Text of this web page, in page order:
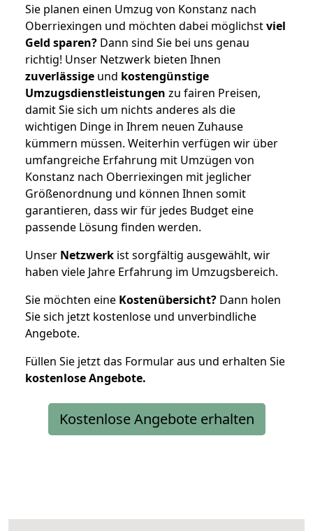
Sie planen einen Umzug von Konstanz nach
Oberriexingen und möchten dabei möglichstviel
Geld sparen? Dann sind Sie bei uns genau
richtig! Unser Netzwerk bieten Ihnen
zuverlässige und kostengünstige
Umzugsdienstleistungen zu fairen Preisen,
damit Sie sich um nichts anderes als die
wichtigen Dinge in Ihrem neuen Zuhause
kümmern müssen. Weiterhin verfügen wir über
umfangreiche Erfahrung mit Umzügen von
Konstanz nach Oberriexingen mit jeglicher
Größenordnung und können Ihnen somit
garantieren, dass wir für jedes Budget eine
passende Lösung finden werden.
Unser Netzwerk ist sorgfältig ausgewählt, wir
haben viele Jahre Erfahrung im Umzugsbereich.
Sie möchten eine Kostenübersicht? Dann holen
Sie sich jetzt kostenlose und unverbindliche
Angebote.
Füllen Sie jetzt das Formular aus und erhalten Sie
kostenloseAngebote.
Kostenlose Angebote erhalten